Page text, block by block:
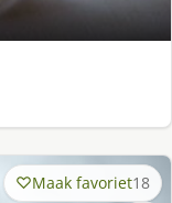
Maak favoriet18